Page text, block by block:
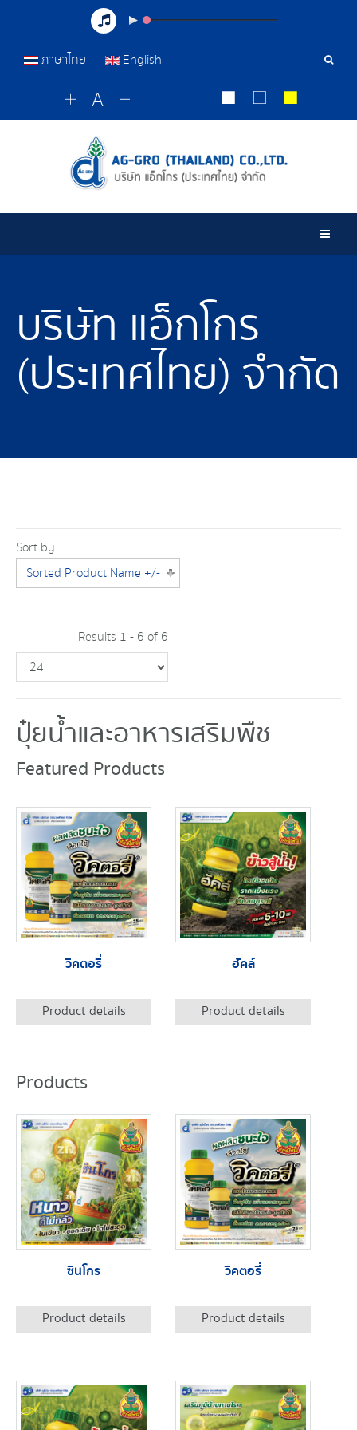
ภาษาไทย English
บริษัท แอ็กโกร
(ประเทศไทย) จำกัด
Sort by
Sorted Product Name +/-
Results 1 - 6 of 6
ปุ๋ยน้ำและอาหารเสริมพืช
Featured Products
วิคตอรี่
Product details
ฮัคล์
Product details
Products
ซินโกร
Product details
วิคตอรี่
Product details